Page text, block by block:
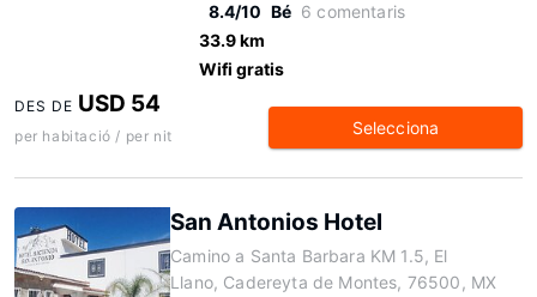
8.4/10 Bé 6 comentaris
33.9 km
Wifi gratis
DES DE USD 54
per habitació / per nit Selecciona
San Antonios Hotel
Camino a Santa Barbara KM 1.5, El
Llano, Cadereyta de Montes, 76500, MX